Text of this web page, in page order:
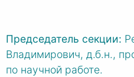
Председатель секции:
Владимирович, д.б.н.,
по научной работе.